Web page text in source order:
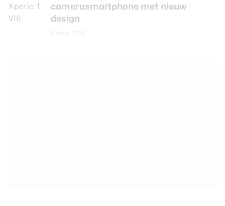
camerasmartphone met nieuw
design